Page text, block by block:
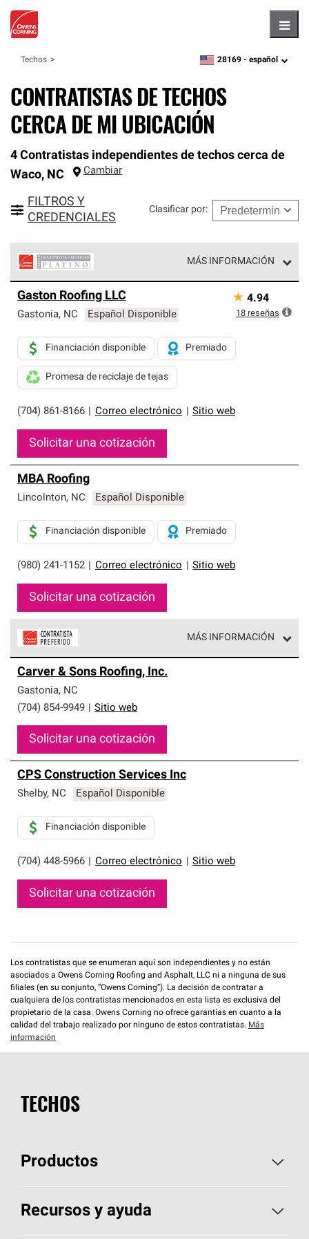
Techos zipcode,language
28169 - español
CONTRATISTAS DE TECHOS
CERCA DE MI UBICACIÓN
4 Contratistas independientes de techos cerca de
Waco, NC Cambiar
FILTROS Y
CREDENCIALES
Clasificar por:
MÁS INFORMACIÓN
Corning constituyen el nivel superior de nuestra red
exclusiva y cumplen con estándares estrictos de
Solo ellos pueden ofrecer nuestra mejor garantía de
sistemas de techos.
Gaston Roofing LLC
Gastonia, NC Español Disponible
(704) 861-8166 Correo electrónico Sitio web
Financiación disponible Premiado
Promesa de reciclaje de tejas
Solicitar una cotización
★ 4.94
18 reseñas
MBA Roofing
Lincolnton, NC Español Disponible
(980) 241-1152 Correo electrónico Sitio web
Financiación disponible Premiado
Solicitar una cotización
MÁS INFORMACIÓN
parte de una red exclusiva de profesionales de techos
que cumplen con altos estándares y requisitos estrictos
de profesionalismo y confiabilidad.
Carver & Sons Roofing, Inc.
Gastonia, NC
(704) 854-9949
Sitio web
Solicitar una cotización
CPS Construction Services Inc
Shelby, NC Español Disponible
(704) 448-5966 Correo electrónico Sitio web
Financiación disponible
Solicitar una cotización
Los contratistas que se enumeran aquí son independientes y no están
asociados a Owens Corning Roofing and Asphalt, LLC ni a ninguna de sus
filiales (en su conjunto, “Owens Corning”). La decisión de contratar a
cualquiera de los contratistas mencionados en esta lista es exclusiva del
propietario de la casa. Owens Corning no ofrece garantías en cuanto a la
calidad del trabajo realizado por ninguno de estos contratistas. Más
información
TECHOS
Productos
Elija sus tejas
Recursos y ayuda